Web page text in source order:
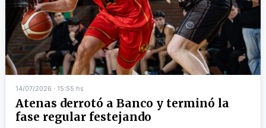
14/07/2026 · 15:55 hs
Atenas derrotó a Banco y terminó la
fase regular festejando